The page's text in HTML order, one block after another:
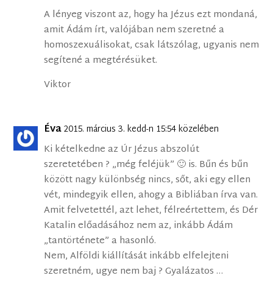
A lényeg viszont az, hogy ha Jézus ezt mondaná,
amit Ádám írt, valójában nem szeretné a
homoszexuálisokat, csak látszólag, ugyanis nem
segítené a megtérésüket.
Viktor
Éva2015. március 3. kedd-n 15:54 közelében
Ki kételkedne az Úr Jézus abszolút
szeretetében ? „még feléjük” 🙂 is. Bűn és bűn
között nagy különbség nincs, sőt, aki egy ellen
vét, mindegyik ellen, ahogy a Bibliában írva van.
Amit felvetettél, azt lehet, félreértettem, és Dér
Katalin előadásához nem az, inkább Ádám
„tantörténete” a hasonló.
Nem, Alföldi kiállítását inkább elfelejteni
szeretném, ugye nem baj ? Gyalázatos …